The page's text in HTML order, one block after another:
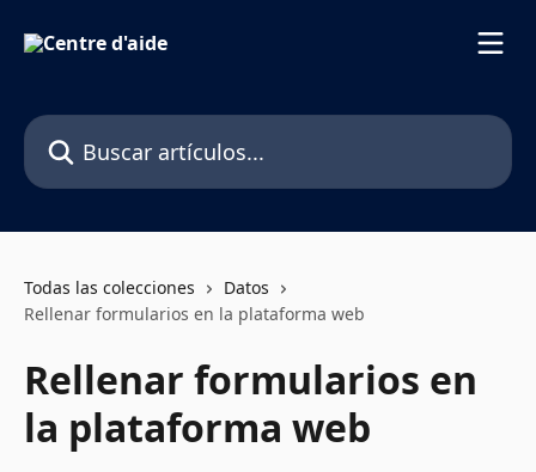
Buscar artículos...
Todas las colecciones
Datos
Rellenar formularios en la plataforma web
Rellenar formularios en
la plataforma web